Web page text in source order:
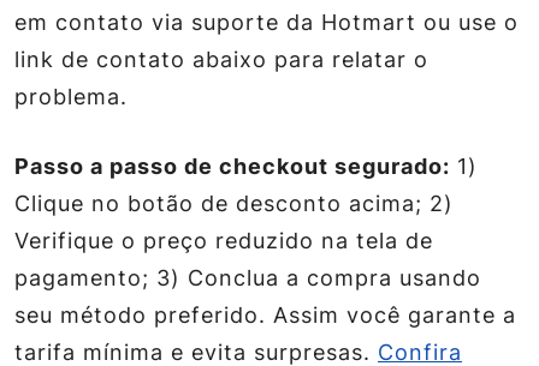
em contato via suporte da Hotmart ou use o
link de contato abaixo para relatar o
problema.
Passo a passo de checkout segurado: 1)
Clique no botão de desconto acima; 2)
Verifique o preço reduzido na tela de
pagamento; 3) Conclua a compra usando
seu método preferido. Assim você garante a
tarifa mínima e evita surpresas. Confira